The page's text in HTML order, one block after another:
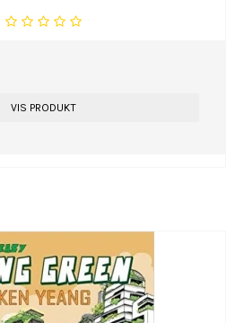
VIS PRODUKT